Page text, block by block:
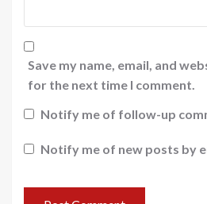
Save my name, email, and
for the next time I comment.
Notify me of follow-up
Notify me of new posts by